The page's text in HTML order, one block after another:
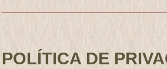
POLÍTICA DE